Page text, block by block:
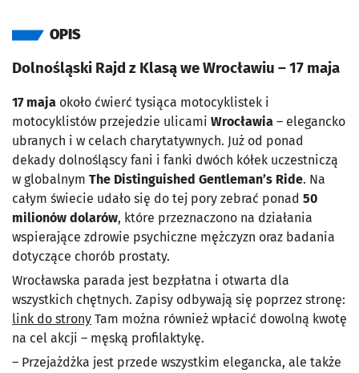
OPIS
Dolnośląski Rajd z Klasą we Wrocławiu – 17 maja
17 maja około ćwierć tysiąca motocyklistek i
motocyklistów przejedzie ulicami Wrocławia – elegancko
ubranych i w celach charytatywnych. Już od ponad
dekady dolnośląscy fani i fanki dwóch kółek uczestniczą
w globalnym The Distinguished Gentleman’s Ride. Na
całym świecie udało się do tej pory zebrać ponad 50
milionów dolarów, które przeznaczono na działania
wspierające zdrowie psychiczne mężczyzn oraz badania
dotyczące chorób prostaty.
Wrocławska parada jest bezpłatna i otwarta dla
wszystkich chętnych. Zapisy odbywają się poprzez stronę:
link do strony Tam można również wpłacić dowolną kwotę
na cel akcji – męską profilaktykę.
– Przejażdżka jest przede wszystkim elegancka, ale także